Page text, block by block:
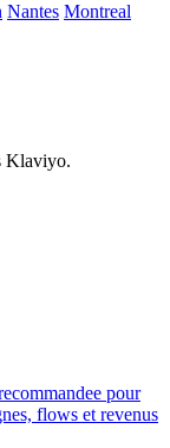
Nantes Montreal
Klaviyo.
pour
flows et revenus